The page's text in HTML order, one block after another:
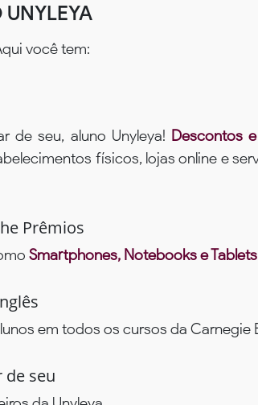
UNYLEYA
você tem:
de seu, aluno Unyleya! Descontos
físicos, lojas online e
Prêmios
Smartphones, Notebooks e Tablets
em todos os cursos da Carnegie
de seu